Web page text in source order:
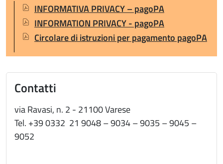
Documenti
Documento
INFORMATIVA PRIVACY – pagoPA
Documento
INFORMATION PRIVACY - pagoPA
Documento
Circolare di istruzioni per pagamento pagoPA
Contatti
via Ravasi, n. 2 - 21100 Varese
Tel. +39 0332 21 9048 – 9034 – 9035 – 9045 –
9052